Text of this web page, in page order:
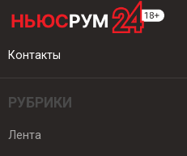
Контакты
РУБРИКИ
Лента